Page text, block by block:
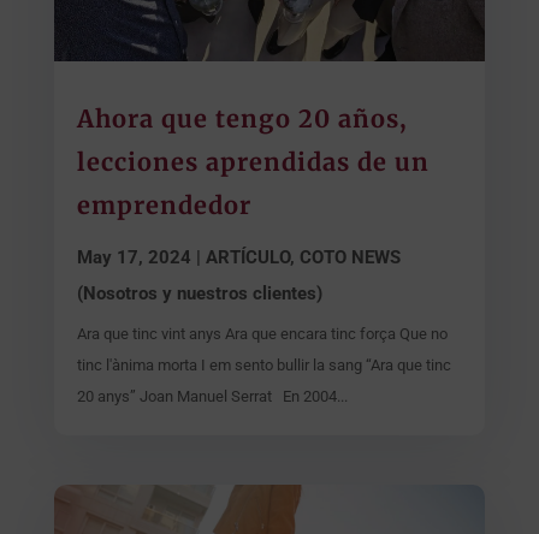
Ahora que tengo 20 años,
lecciones aprendidas de un
emprendedor
May 17, 2024 | ARTÍCULO, COTO NEWS
(Nosotros y nuestros clientes)
Ara que tinc vint anys Ara que encara tinc força Que no
tinc l'ànima morta I em sento bullir la sang “Ara que tinc
20 anys” Joan Manuel Serrat En 2004...